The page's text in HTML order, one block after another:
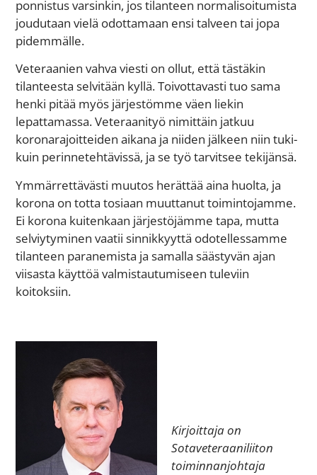
ponnistus varsinkin, jos tilanteen normalisoitumista
joudutaan vielä odottamaan ensi talveen tai jopa
pidemmälle.
Veteraanien vahva viesti on ollut, että tästäkin
tilanteesta selvitään kyllä. Toivottavasti tuo sama
henki pitää myös järjestömme väen liekin
lepattamassa. Veteraanityö nimittäin jatkuu
koronarajoitteiden aikana ja niiden jälkeen niin tuki-
kuin perinnetehtävissä, ja se työ tarvitsee tekijänsä.
Ymmärrettävästi muutos herättää aina huolta, ja
korona on totta tosiaan muuttanut toimintojamme.
Ei korona kuitenkaan järjestöjämme tapa, mutta
selviytyminen vaatii sinnikkyyttä odotellessamme
tilanteen paranemista ja samalla säästyvän ajan
viisasta käyttöä valmistautumiseen tuleviin
koitoksiin.
Kirjoittaja on
Sotaveteraaniliiton
toiminnanjohtaja